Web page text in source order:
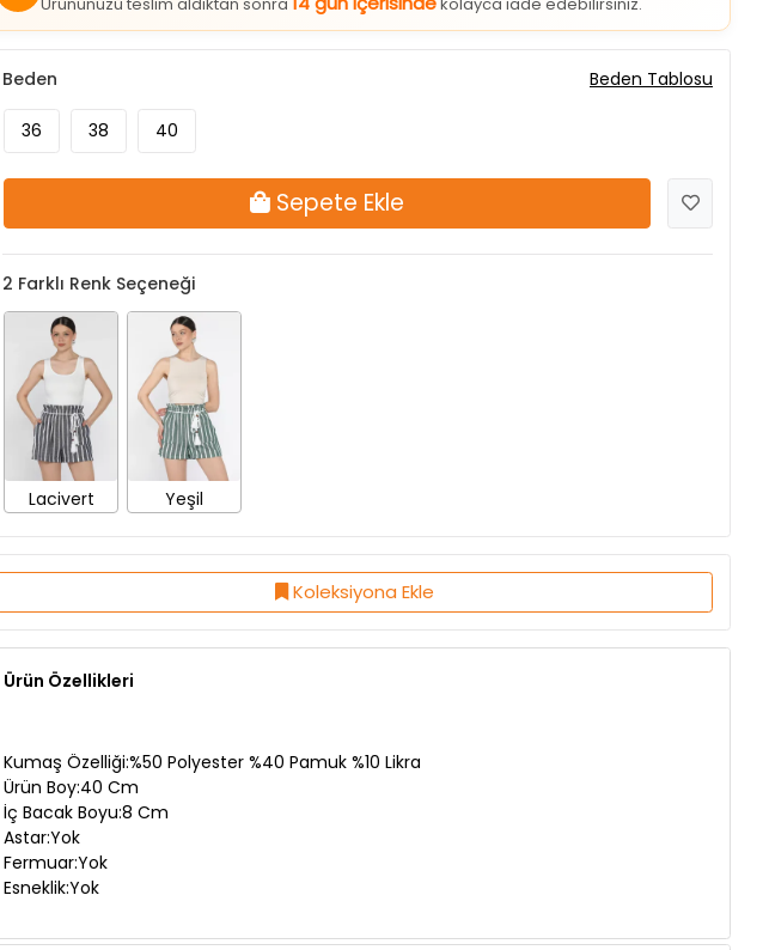
36
2Farklı Renk Seçeneği
Lacivert Yeşil
Koleksiyona Ekle
Ürün Özellikleri
İç Bacak Boyu:8 Cm
Astar:Yok
Fermuar:Yok
Esneklik:Yok